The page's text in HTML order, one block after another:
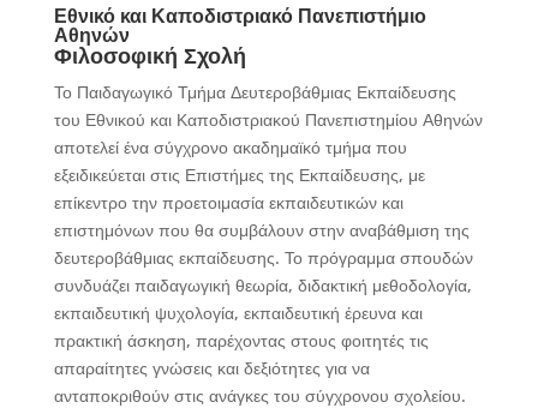
Εθνικό και Καποδιστριακό Πανεπιστήμιο
Αθηνών
Φιλοσοφική Σχολή
Το Παιδαγωγικό Τμήμα Δευτεροβάθμιας Εκπαίδευσης
του Εθνικού και Καποδιστριακού Πανεπιστημίου Αθηνών
αποτελεί ένα σύγχρονο ακαδημαϊκό τμήμα που
εξειδικεύεται στις Επιστήμες της Εκπαίδευσης, με
επίκεντρο την προετοιμασία εκπαιδευτικών και
επιστημόνων που θα συμβάλουν στην αναβάθμιση της
δευτεροβάθμιας εκπαίδευσης. Το πρόγραμμα σπουδών
συνδυάζει παιδαγωγική θεωρία, διδακτική μεθοδολογία,
εκπαιδευτική ψυχολογία, εκπαιδευτική έρευνα και
πρακτική άσκηση, παρέχοντας στους φοιτητές τις
απαραίτητες γνώσεις και δεξιότητες για να
ανταποκριθούν στις ανάγκες του σύγχρονου σχολείου.